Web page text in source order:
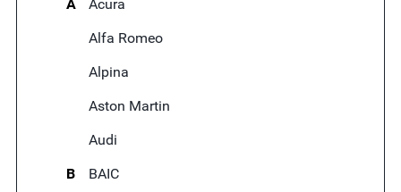
A
Acura
Alfa Romeo
Alpina
Aston Martin
Audi
B
BAIC